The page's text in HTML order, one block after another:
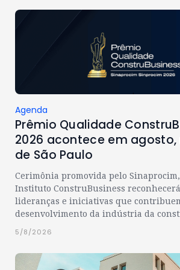
Agenda
Prêmio Qualidade
2026 acontece em
de São Paulo
Cerimônia promovida pelo
Instituto ConstruBusiness
lideranças e iniciativas que
desenvolvimento da indústria da
5/8/2026